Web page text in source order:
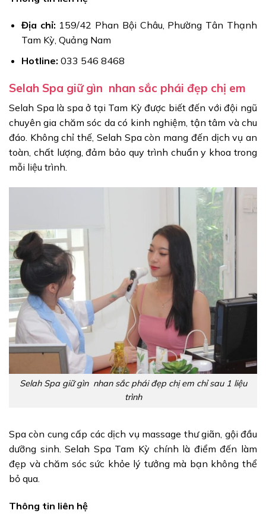
Địa chỉ: 159/42 Phan Bội Châu, Phường Tân Thạnh
Tam Kỳ, Quảng Nam
Hotline: 033 546 8468
Selah Spa giữ gìn nhan sắc phái đẹp chị em
Selah Spa là spa ở tại Tam Kỳ được biết đến với đội ngũ
chuyên gia chăm sóc da có kinh nghiệm, tận tâm và chu
đáo. Không chỉ thế, Selah Spa còn mang đến dịch vụ an
toàn, chất lượng, đảm bảo quy trình chuẩn y khoa trong
mỗi liệu trình.
Selah Spa giữ gìn nhan sắc phái đẹp chị em chỉ sau 1 liệu
trình
Spa còn cung cấp các dịch vụ massage thư giãn, gội đầu
dưỡng sinh. Selah Spa Tam Kỳ chính là điểm đến làm
đẹp và chăm sóc sức khỏe lý tưởng mà bạn không thể
bỏ qua.
Thông tin liên hệ